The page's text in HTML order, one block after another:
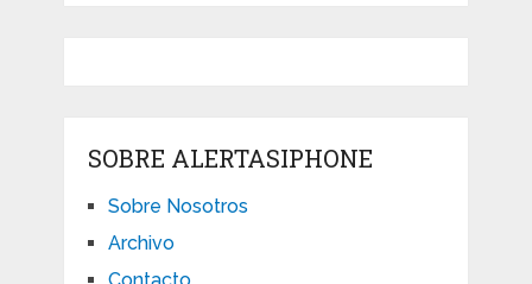
SOBRE ALERTASIPHONE
Sobre Nosotros
Archivo